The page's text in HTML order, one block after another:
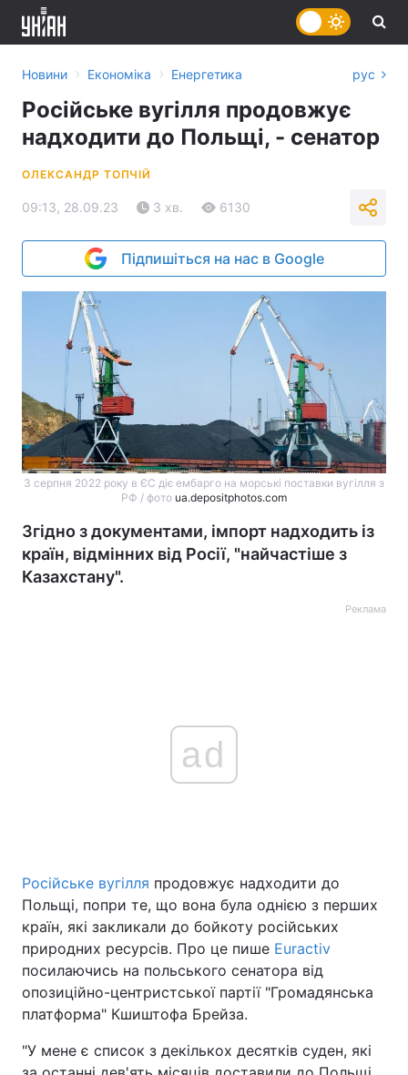
Головна Війна
Україна Політика
Економіка Світ
Спорт Наука
Техно і зв'язок Лайт
Новини › Економіка › Енергетика рус
Російське вугілля продовжує
надходити до Польщі, - сенатор
ОЛЕКСАНДР ТОПЧІЙ
09:13, 28.09.23 3 хв. 6130
Підпишіться на нас в Google
З серпня 2022 року в ЄС діє ембарго на морські поставки вугілля з
РФ / фото ua.depositphotos.com
Згідно з документами, імпорт надходить із
країн, відмінних від Росії, "найчастіше з
Казахстану".
Реклама
ad
Російське вугілля продовжує надходити до
Польщі, попри те, що вона була однією з перших
країн, які закликали до бойкоту російських
природних ресурсів. Про це пише Euractiv
посилаючись на польського сенатора від
опозиційно-центристської партії "Громадянська
платформа" Кшиштофа Брейза.
"У мене є список з декількох десятків суден, які